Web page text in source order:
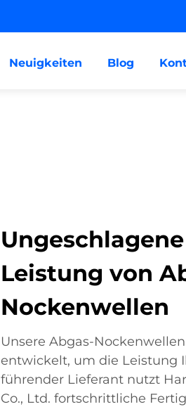
Neuigkeiten Blog
Leistung von
Nockenwellen
Unsere Abgas-
entwickelt, um die Leistung
führender Lieferant nutzt
Co., Ltd. fortschrittliche